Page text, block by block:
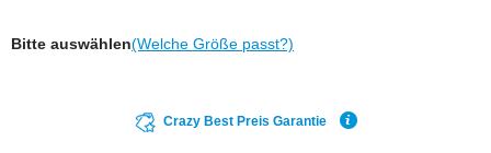
Bitte auswählen(Welche Größe passt?)
Crazy Best Preis Garantie